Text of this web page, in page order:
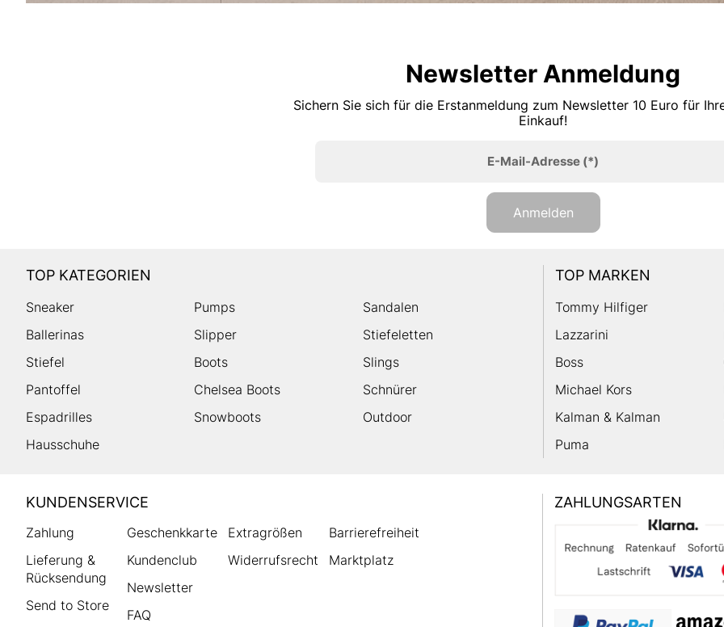
Newsletter Anmeldung
Sichern Sie sich für die Erstanmeldung zum Newsletter 10 Euro für
Einkauf!
E-Mail-Adresse(*)
Anmelden
TOP KATEGORIEN
Sneaker Pumps
Sandalen
Ballerinas
Slipper
Stiefeletten
Stiefel
Boots
Slings
Pantoffel
Chelsea Boots
Schnürer
Espadrilles
Snowboots
Outdoor
Hausschuhe
TOP MARKEN
Tommy Hilfiger
Lazzarini
Boss
Michael Kors
Kalman & Kalman
Puma
HUMANIC
Footer
KUNDENSERVICE
Zahlung
Lieferung &
Rücksendung
Send to Store
Geschenkkarte
Kundenclub
Newsletter
FAQ
Extragrößen
Widerrufsrecht
Barrierefreiheit
Marktplatz
ZAHLUNGSARTEN